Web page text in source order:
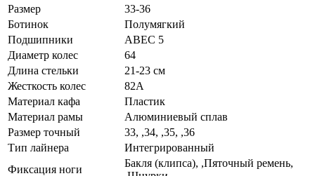
Размер
33-36
Ботинок
Полумягкий
Подшипники
ABEC 5
Диаметр колес
64
Длина стельки
21-23 см
Жесткость колес
82А
Материал кафа
Пластик
Материал рамы
Алюминиевый сплав
Размер точный
33, ,34, ,35, ,36
Тип лайнера
Интегрированный
Фиксация ноги
Бакля (клипса), ,Пяточный ремень,